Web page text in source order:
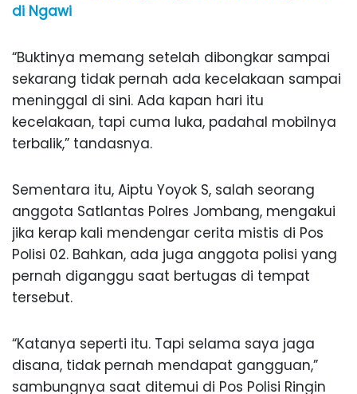
di Ngawi
“Buktinya memang setelah dibongkar sampai
sekarang tidak pernah ada kecelakaan sampai
meninggal di sini. Ada kapan hari itu
kecelakaan, tapi cuma luka, padahal mobilnya
terbalik,” tandasnya.
Sementara itu, Aiptu Yoyok S, salah seorang
anggota Satlantas Polres Jombang, mengakui
jika kerap kali mendengar cerita mistis di Pos
Polisi 02. Bahkan, ada juga anggota polisi yang
pernah diganggu saat bertugas di tempat
tersebut.
“Katanya seperti itu. Tapi selama saya jaga
disana, tidak pernah mendapat gangguan,”
sambungnya saat ditemui di Pos Polisi Ringin